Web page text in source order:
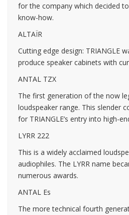
for the company which decided
know-how.
ALTAÏR
Cutting edge design: TRIANGLE
produce speaker cabinets with
ANTAL TZX
The first generation of the now
loudspeaker range. This slender
for TRIANGLE’s entry into high-
LYRR 222
This is a widely acclaimed
audiophiles. The LYRR name
numerous awards.
ANTAL Es
The more technical fourth